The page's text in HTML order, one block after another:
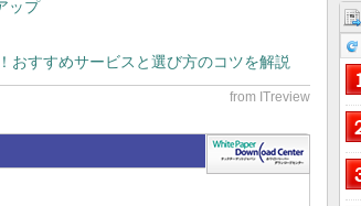
ップ
おすすめサービスと選び方のコツを解説